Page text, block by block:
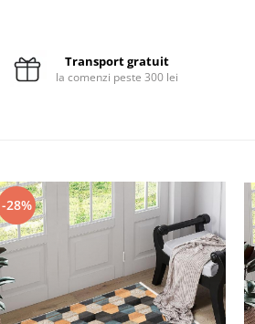
Transport gratuit
la comenzi peste 300 lei
-28%